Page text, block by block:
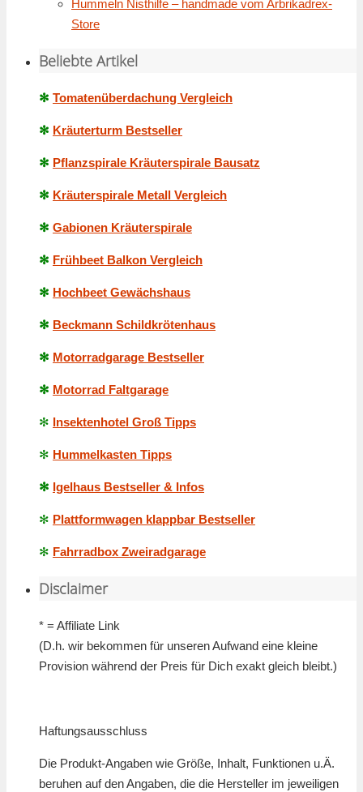
Hummeln Nisthilfe – handmade vom Arbrikadrex-
Store
Beliebte Artikel
✻ Tomatenüberdachung Vergleich
✻ Kräuterturm Bestseller
✻ Pflanzspirale Kräuterspirale Bausatz
✻ Kräuterspirale Metall Vergleich
✻ Gabionen Kräuterspirale
✻ Frühbeet Balkon Vergleich
✻ Hochbeet Gewächshaus
✻ Beckmann Schildkrötenhaus
✻ Motorradgarage Bestseller
✻ Motorrad Faltgarage
✻ Insektenhotel Groß Tipps
✻ Hummelkasten Tipps
✻ Igelhaus Bestseller & Infos
✻ Plattformwagen klappbar Bestseller
✻ Fahrradbox Zweiradgarage
Disclaimer
* = Affiliate Link
(D.h. wir bekommen für unseren Aufwand eine kleine
Provision während der Preis für Dich exakt gleich bleibt.)
Haftungsausschluss
Die Produkt-Angaben wie Größe, Inhalt, Funktionen u.Ä.
beruhen auf den Angaben, die die Hersteller im jeweiligen